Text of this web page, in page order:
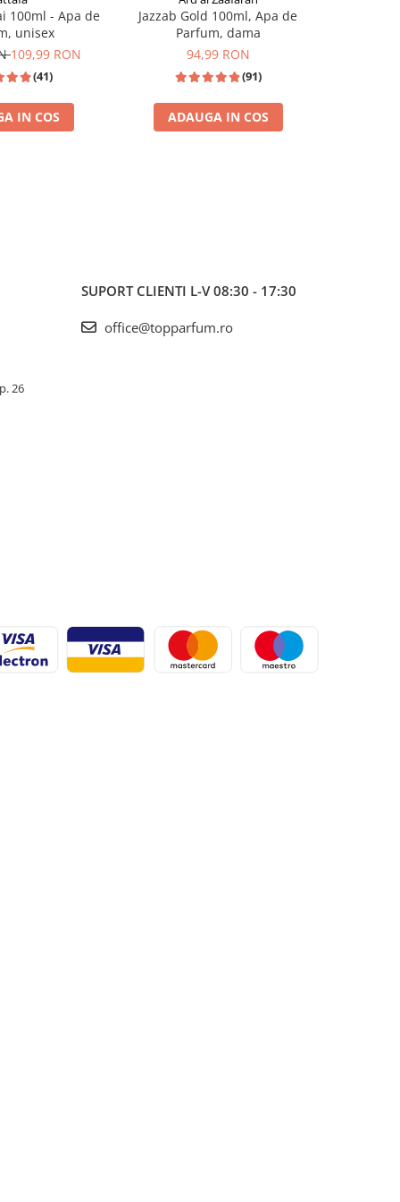
100ml - Apa de
unisex
109,99 RON
(41)
IN COS
Jazzab Gold 100ml, Apa de
Parfum, dama
94,99 RON
(91)
ADAUGA IN COS
26
SUPORT CLIENTI L-V 08:30 - 17:30
office@topparfum.ro